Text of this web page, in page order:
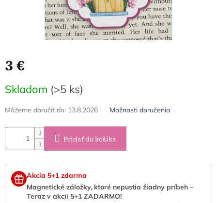
3 €
cena:
Skladom (>5 ks)
Môžeme doručiť do: 13.8.2026 Možnosti doručenia
Pridať do košíka
Akcia 5+1 zdarma
Magnetické záložky, ktoré nepustia žiadny príbeh –
Teraz v akcii 5+1 ZADARMO!